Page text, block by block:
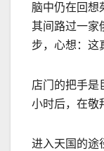
脑中仍在回想
其间路过一家
步，心想：这
店门的把手是
小时后，在敬
进入天国的途